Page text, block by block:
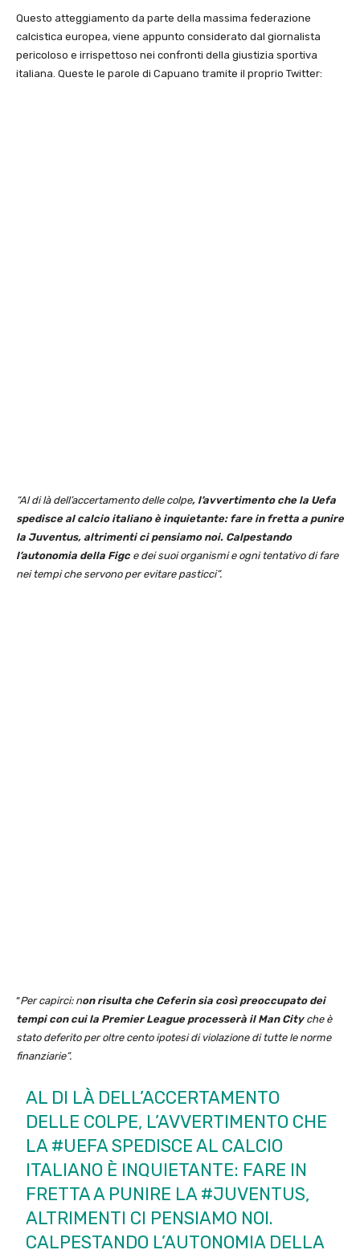
Questo atteggiamento da parte della massima federazione
calcistica europea, viene appunto considerato dal giornalista
pericoloso e irrispettoso nei confronti della giustizia sportiva
italiana. Queste le parole di Capuano tramite il proprio Twitter:
“Al di là dell’accertamento delle colpe, l’avvertimento che la Uefa
spedisce al calcio italiano è inquietante: fare in fretta a punire
la Juventus, altrimenti ci pensiamo noi. Calpestando
l’autonomia della Figce dei suoi organismi e ogni tentativo di fare
nei tempi che servono per evitare pasticci”.
“Per capirci: non risulta che Ceferin sia così preoccupato dei
tempi con cui la Premier League processerà il Man Cityche è
stato deferito per oltre cento ipotesi di violazione di tutte le norme
finanziarie”.
AL DI LÀ DELL’ACCERTAMENTO
DELLE COLPE, L’AVVERTIMENTO CHE
LA#UEFASPEDISCE AL CALCIO
ITALIANO È INQUIETANTE: FARE IN
FRETTA A PUNIRE LA#JUVENTUS,
ALTRIMENTI CI PENSIAMO NOI.
CALPESTANDO L’AUTONOMIA DELLA